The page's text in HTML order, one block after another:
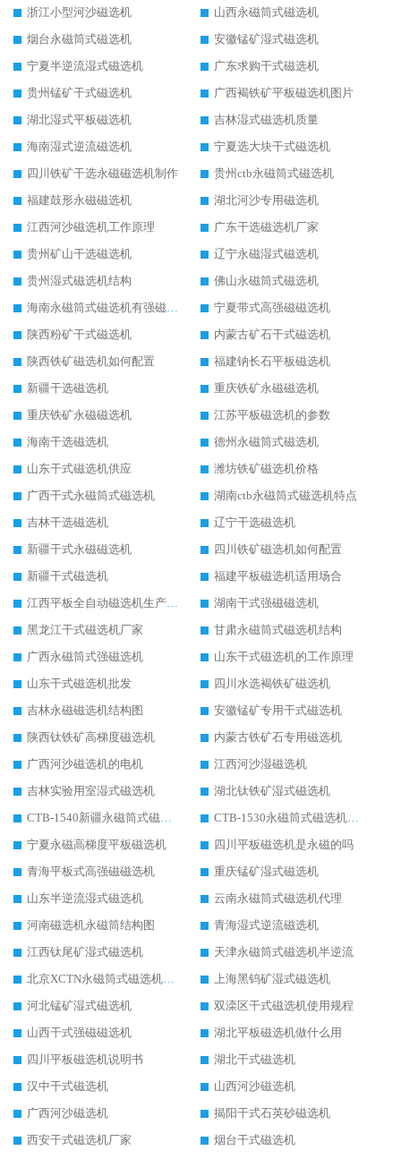
浙江小型河沙磁选机
山西永磁筒式磁选机
烟台永磁筒式磁选机
安徽锰矿湿式磁选机
宁夏半逆流湿式磁选机
广东求购干式磁选机
贵州锰矿干式磁选机
广西褐铁矿平板磁选机图片
湖北湿式平板磁选机
吉林湿式磁选机质量
海南湿式逆流磁选机
宁夏选大块干式磁选机
四川铁矿干选永磁磁选机制作
贵州ctb永磁筒式磁选机
福建鼓形永磁磁选机
湖北河沙专用磁选机
江西河沙磁选机工作原理
广东干选磁选机厂家
贵州矿山干选磁选机
辽宁永磁湿式磁选机
贵州湿式磁选机结构
佛山永磁筒式磁选机
海南永磁筒式磁选机有强磁的吗
宁夏带式高强磁磁选机
陕西粉矿干式磁选机
内蒙古矿石干式磁选机
陕西铁矿磁选机如何配置
福建钠长石平板磁选机
新疆干选磁选机
重庆铁矿永磁磁选机
重庆铁矿永磁磁选机
江苏平板磁选机的参数
海南干选磁选机
德州永磁筒式磁选机
山东干式磁选机供应
潍坊铁矿磁选机价格
广西干式永磁筒式磁选机
湖南ctb永磁筒式磁选机特点
吉林干选磁选机
辽宁干选磁选机
新疆干式永磁磁选机
四川铁矿磁选机如何配置
新疆干式磁选机
福建平板磁选机适用场合
江西平板全自动磁选机生产厂家
湖南干式强磁磁选机
黑龙江干式磁选机厂家
甘肃永磁筒式磁选机结构
广西永磁筒式强磁选机
山东干式磁选机的工作原理
山东干式磁选机批发
四川水选褐铁矿磁选机
吉林永磁磁选机结构图
安徽锰矿专用干式磁选机
陕西钛铁矿高梯度磁选机
内蒙古铁矿石专用磁选机
广西河沙磁选机的电机
江西河沙湿磁选机
吉林实验用室湿式磁选机
湖北钛铁矿湿式磁选机
CTB-1540新疆永磁筒式磁选机
CTB-1530永磁筒式磁选机代理商
宁夏永磁高梯度平板磁选机
四川平板磁选机是永磁的吗
青海平板式高强磁磁选机
重庆锰矿湿式磁选机
山东半逆流湿式磁选机
云南永磁筒式磁选机代理
河南磁选机永磁筒结构图
青海湿式逆流磁选机
江西钛尾矿湿式磁选机
天津永磁筒式磁选机半逆流
北京XCTN永磁筒式磁选机磁块位置
上海黑钨矿湿式磁选机
河北锰矿湿式磁选机
双滦区干式磁选机使用规程
山西干式强磁磁选机
湖北平板磁选机做什么用
四川平板磁选机说明书
湖北干式磁选机
汉中干式磁选机
山西河沙磁选机
广西河沙磁选机
揭阳干式石英砂磁选机
西安干式磁选机厂家
烟台干式磁选机